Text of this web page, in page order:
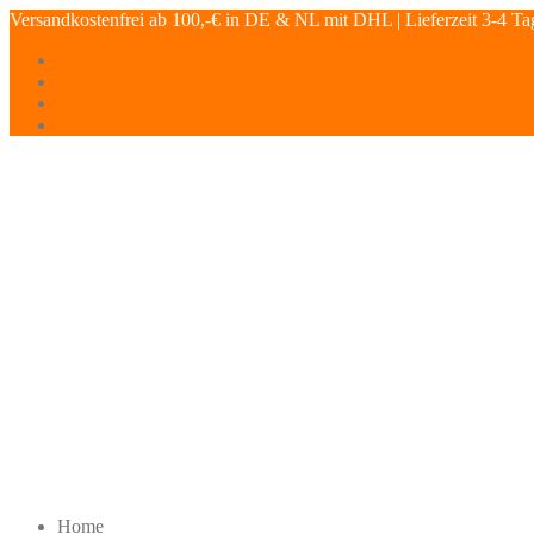
Versandkostenfrei ab 100,-€ in DE & NL mit DHL | Lieferzeit 3-4
Home